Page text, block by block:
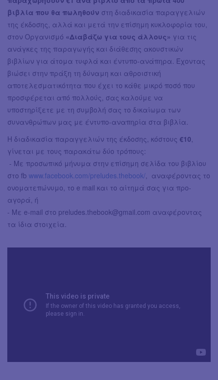
βιβλία που θα πωληθούν στη διαδικασία παραγγελιών
της έκδοσης, αλλά και μετά την επίσημη κυκλοφορία του,
στον Οργανισμό «Διαβάζω για τους άλλους» για τις
ανάγκες της παραγωγής και διάθεσης ακουστικών
βιβλίων για άτομα τυφλά και έντυπο-ανάπηρα. Έχοντας
βιώσει στην πράξη τη δύναμη και αθροιστική
αποτελεσματικότητα που έχει το κάθε μικρό ποσό που
προσφέρεται από πολλούς, σας καλούμε να
υποστηρίξετε με τη συμβολή σας το δικαίωμα των
συνανθρώπων μας με έντυπο-αναπηρία στα βιβλία.
Η διαδικασία παραγγελιών της έκδοσης, κόστους €10
γίνεται με τους παρακάτω δύο τρόπους:
- Με προσωπικό μήνυμα στην επίσημη σελίδα του βιβλίου
στο fb www.facebook.com/preludes.thebook/ , αναφέροντας το
ονοματεπώνυμο, το e mail και το αίτημά σας για προ-
αγορά, ή
- Με e-mail στο preludes.thebook@gmail.com αναφέροντας
τα ίδια στοιχεία.